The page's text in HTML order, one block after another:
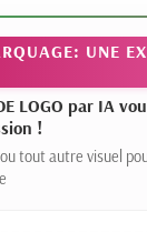
UNE
LOGO par IA
!
tout autre visuel